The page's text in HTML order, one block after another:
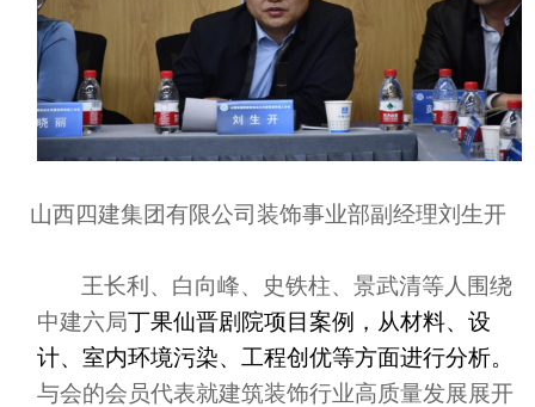
山西四建集团有限公司装饰事业部副经理刘生开
王长利、白向峰、史铁柱、景武清等人围绕
中建六局丁果仙晋剧院项目案例，从材料、设
计、室内环境污染、工程创优等方面进行分析。
与会的会员代表就建筑装饰行业高质量发展展开